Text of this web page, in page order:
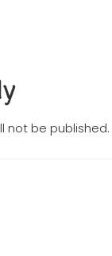
not be published.